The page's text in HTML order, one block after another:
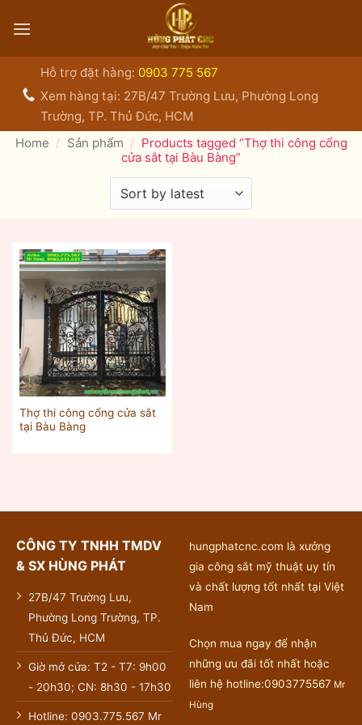
qua
Hỗ trợ đặt hàng: 0903 775 567
Xem hàng tại: 27B/47 Trường Lưu, Phường Long
Trường, TP. Thủ Đức, HCM
Home / Sản phẩm / Products tagged “Thợ thi công cổng
cửa sắt tại Bàu Bàng”
Thợ thi công cổng cửa sắt
tại Bàu Bàng
CÔNG TY TNHH TMDV
& SX HÙNG PHÁT
27B/47 Trường Lưu,
Phường Long Trường, TP.
Thủ Đức, HCM
Giờ mở cửa: T2 - T7: 9h00
- 20h30; CN: 8h30 - 17h30
Hotline: 0903.775.567 Mr
hungphatcnc.com là xưởng
gia công sắt mỹ thuật uy tín
và chất lượng tốt nhất tại Việt
Nam
Chọn mua ngay để nhận
những ưu đãi tốt nhất hoặc
liên hệ hotline:0903775567 Mr
Hùng